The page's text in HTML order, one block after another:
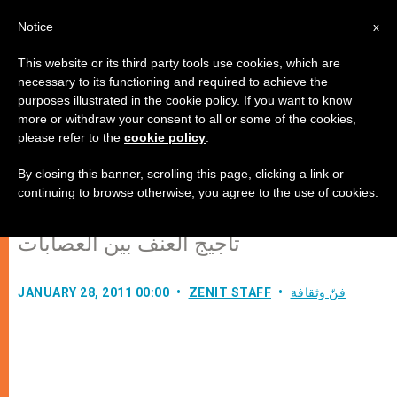
المقسمون على الشياطين لمحاربة
العنف في المكسيك
تأجيج العنف بين العصابات
JANUARY 28, 2011 00:00 ZENIT STAFF فنّ وثقافة
x
Notice
This website or its third party tools use cookies, which are
necessary to its functioning and required to achieve the
purposes illustrated in the cookie policy. If you want to know
more or withdraw your consent to all or some of the cookies,
please refer to the cookie policy
By closing this banner, scrolling this page, clicking a link or
continuing to browse otherwise, you agree to the use of cookies.